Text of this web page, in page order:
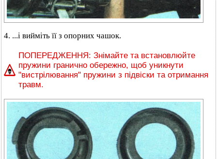
4. ...і вийміть її з опорних чашок.
ПОПЕРЕДЖЕННЯ: Знімайте та встановлюйте
пружини гранично обережно, щоб уникнути
"вистрілювання" пружини з підвіски та отримання
травм.